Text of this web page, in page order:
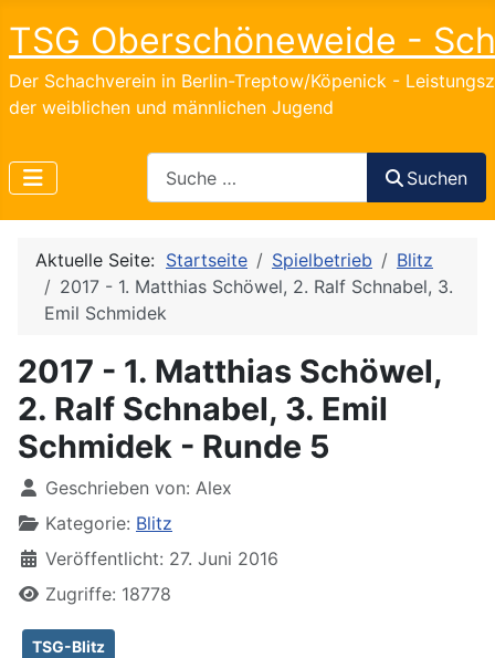
TSG Oberschöneweide -
Der Schachverein in Berlin-Treptow/Köpenick -
der weiblichen und männlichen Jugend
Suchen
Aktuelle Seite: Startseite Spielbetrieb
Blitz
2017 - 1. Matthias Schöwel, 2. Ralf Schnabel, 3.
Emil Schmidek
2017 - 1. Matthias Schöwel,
2. Ralf Schnabel, 3. Emil
Schmidek - Runde 5
DetailsGeschrieben von: Alex
Kategorie: Blitz
Veröffentlicht: 27. Juni 2016
Zugriffe: 18778
TSG-Blitz